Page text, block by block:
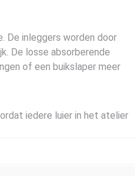
De inleggers worden door
De losse absorberende
of een buikslaper meer
iedere luier in het atelier